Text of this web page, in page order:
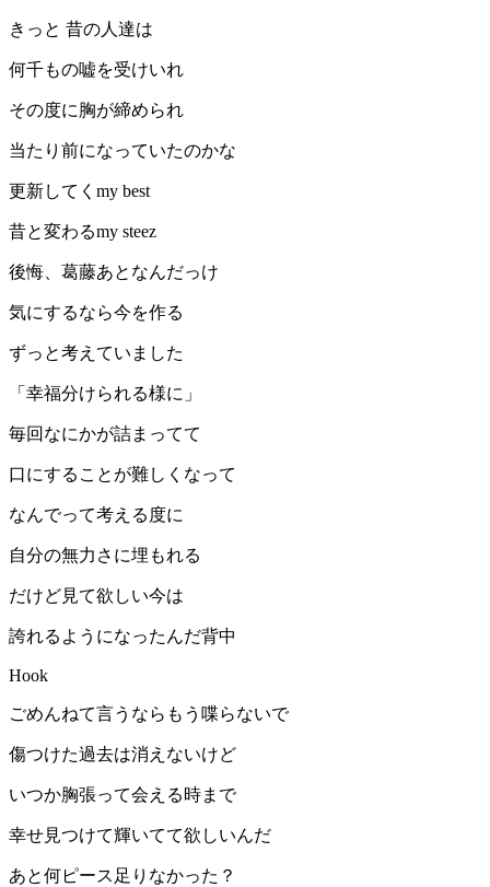
きっと 昔の人達は
何千もの嘘を受けいれ
その度に胸が締められ
当たり前になっていたのかな
更新してくmy best
昔と変わるmy steez
後悔、葛藤あとなんだっけ
気にするなら今を作る
ずっと考えていました
「幸福分けられる様に」
毎回なにかが詰まってて
口にすることが難しくなって
なんでって考える度に
自分の無力さに埋もれる
だけど見て欲しい今は
誇れるようになったんだ背中
Hook
ごめんねて言うならもう喋らないで
傷つけた過去は消えないけど
いつか胸張って会える時まで
幸せ見つけて輝いてて欲しいんだ
あと何ピース足りなかった？